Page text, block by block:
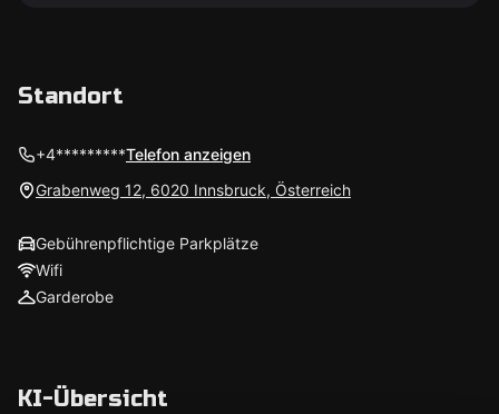
Standort
+4*********Telefon anzeigen
Grabenweg 12, 6020 Innsbruck, Österreich
Gebührenpflichtige Parkplätze
Wifi
Garderobe
KI-Übersicht